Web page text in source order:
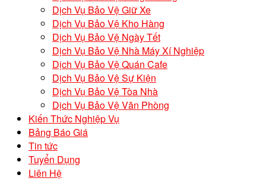
Dịch Vụ Bảo Vệ Giữ Xe
Dịch Vụ Bảo Vệ Kho Hàng
Dịch Vụ Bảo Vệ Ngày Tết
Dịch Vụ Bảo Vệ Nhà Máy Xí Nghiệp
Dịch Vụ Bảo Vệ Quán Cafe
Dịch Vụ Bảo Vệ Sự Kiện
Dịch Vụ Bảo Vệ Tòa Nhà
Dịch Vụ Bảo Vệ Văn Phòng
Kiến Thức Nghiệp Vụ
Bảng Báo Giá
Tin tức
Tuyển Dụng
Liên Hệ